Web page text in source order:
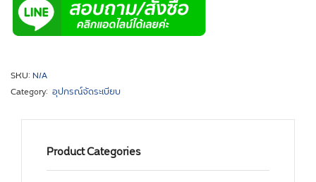
SKU: N/A
Category: อุปกรณ์จัดระเบียบ
Product Categories